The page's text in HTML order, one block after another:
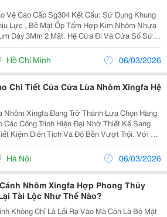
Cấp Sg304 Kết Cấu: Sử Dụng Khung
Lực , Bề Mặt Ốp Tấm Hợp Kim Nhôm Nhựa
2 Mặt. Hệ Cửa Đi Và Cửa Sổ Sử
Xingfa , Kính 8Mm Kết Hợp Phụ Kiện Đồng
Sàn Sử Dụng Khung Thép, Mặt Sàn Lót Tấm...
Hồ Chí Minh 06/03/2026
Chi Tiết Của Cửa Lùa Nhôm Xingfa Hệ
Nhôm Xingfa Đang Trở Thành Lựa Chọn Hàng
Các Công Trình Hiện Đại Nhờ Thiết Kế Sang
Kiệm Diện Tích Và Độ Bền Vượt Trội. Với Cơ
Êm Ái, Cửa Giúp Tối Ưu Không Gian, Mang
Thoáng Nhưng Vẫn Đảm Bảo Khả Năng...
Hà Nội 06/03/2026
Nhôm Xingfa Hợp Phong Thủy
Tài Lộc Như Thế Nào?
Không Chỉ Là Lối Ra Vào Mà Còn Là Bộ Mặt